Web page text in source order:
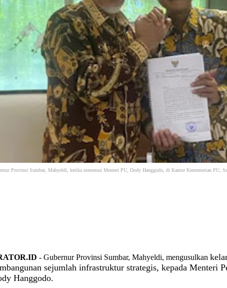
Provinsi Sumbar, Mahyeldi, ketika menemui Menteri PU, Dody Hanggodo, di Kantor Kementerian PU,
- Gubernur Provinsi Sumbar, Mahyeldi, mengusulkan
sejumlah infrastruktur strategis, kepada Menteri
Hanggodo.